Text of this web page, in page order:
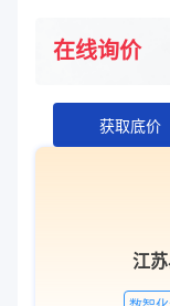
在线询价
获取底价
江